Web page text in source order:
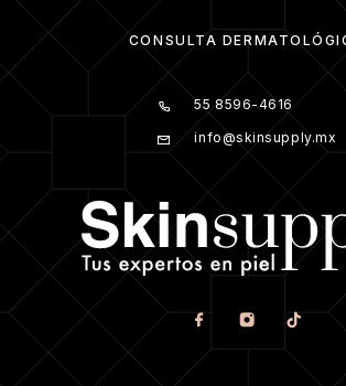
CONSULTA
55 8596-4616
info@skinsupply.mx